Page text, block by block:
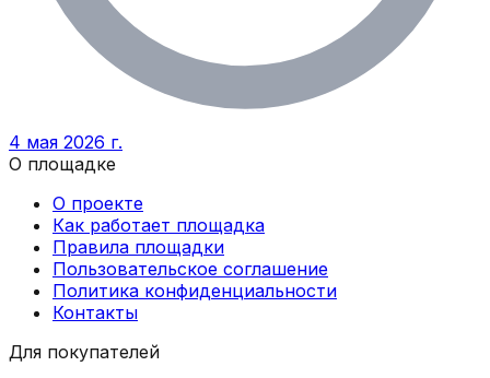
4 мая 2026 г.
О площадке
О проекте
Как работает площадка
Правила площадки
Пользовательское соглашение
Политика конфиденциальности
Контакты
Для покупателей